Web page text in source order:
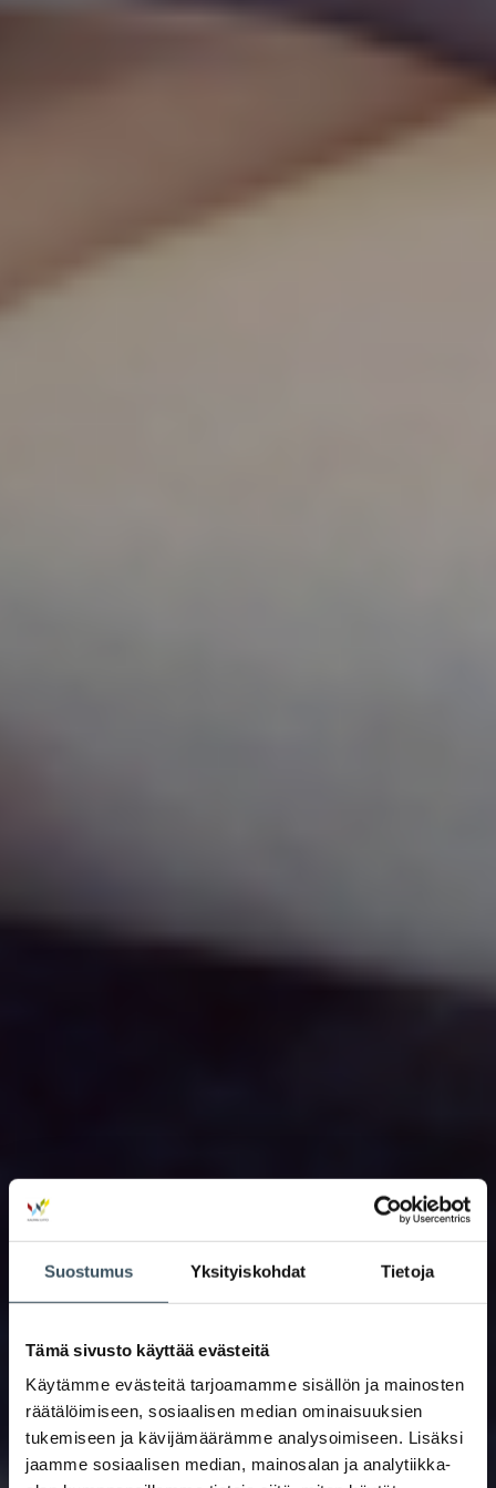
Suostumus Yksityiskohdat Tietoja
Tämä sivusto käyttää evästeitä
Käytämme evästeitä tarjoamamme sisällön ja mainosten
räätälöimiseen, sosiaalisen median ominaisuuksien
tukemiseen ja kävijämäärämme analysoimiseen. Lisäksi
jaamme sosiaalisen median, mainosalan ja analytiikka-